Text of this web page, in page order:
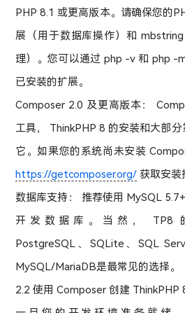
PHP 8.1 或更高版本。请确保您的
展（用于数据库操作）和
理）。您可以通过 php -v 和 php -
已安装的扩展。
Composer 2.0 及更高版本：
工具， ThinkPHP 8 的安装和大部
它。如果您的系统尚未安装
https://getcomposer.org/ 获取安装
数据库支持： 推荐使用 MySQL
开发数据库。当然， TP8
PostgreSQL、SQLite、SQL
MySQL/MariaDB是最常见的选择。
2.2 使用 Composer 创建 ThinkPHP